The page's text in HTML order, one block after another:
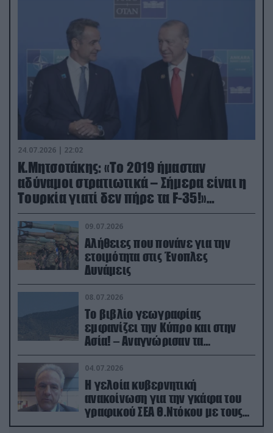
24.07.2026 | 22:02
Κ.Μητσοτάκης: «Το 2019 ήμασταν
αδύναμοι στρατιωτικά – Σήμερα είναι η
Τουρκία γιατί δεν πήρε τα F-35!»
(βίντεο)
09.07.2026
Αλήθειες που πονάνε για την
ετοιμότητα στις Ένοπλες
Δυνάμεις
08.07.2026
Το βιβλίο γεωγραφίας
εμφανίζει την Κύπρο και στην
Ασία! – Αναγνώρισαν τα
κατεχόμενα; (φωτο)
04.07.2026
Η γελοία κυβερνητική
ανακοίνωση για την γκάφα του
γραφικού ΣΕΑ Θ.Ντόκου με τους
Ρώσους φαρσέρ